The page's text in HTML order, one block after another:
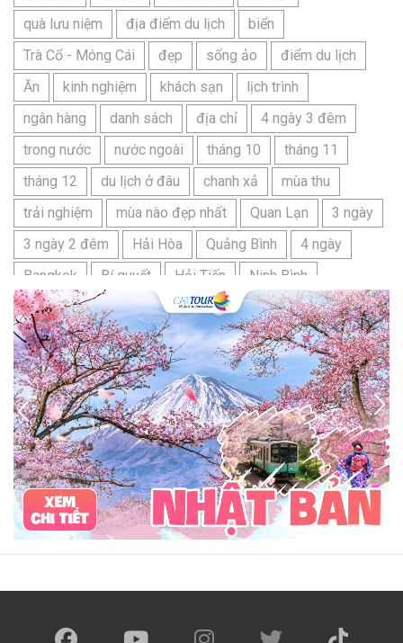
quà lưu niệm
địa điểm du lịch
biển
Trà Cổ - Móng Cái
đẹp sống ảo
điểm du lịch
Ăn
kinh nghiệm khách sạn
lịch trình
ngân hàng
danh sách địa chỉ
4 ngày 3 đêm
trong nước
nước ngoài tháng 10
tháng 11
tháng 12
du lịch ở đâu chanh xả
mùa thu
trải nghiệm
mùa nào đẹp nhất Quan Lạn
3 ngày
3 ngày 2 đêm
Hải Hòa Quảng Bình
4 ngày
Bangkok
Bí quyết Hải Tiến
Ninh Bình
Nhật Bản
du lịch sầm sơn cần chuẩn bị gì
bãi tắm sấm sơn
đặc sản sầm sơn
đặc sản du lịch sầm sơn
tour du lịch 3 ngày 2 đêm
hải sản
Đảo Lan Châu
Cẩm nang du lịch Của Lò
chợ Cửa Lò
tour du lịch Cửa Lò
địa điểm du lịch Cửa Lò
Cửa Lò ở đâu
Hạ Long
Đảo Hòn Ngư
Đảo Song Ngư ATM
mới nhất
cẩm nang du lịch sầm sơn
ô tô phượt
99k
buffet
lẩu Tuyển dụng
Nhân viên Visa
Cát Bà.
Cô Tô miền Bắc
miền Trung